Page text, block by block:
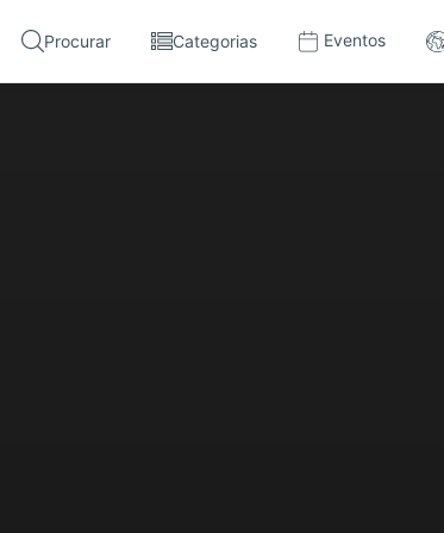
Procurar Categorias Eventos